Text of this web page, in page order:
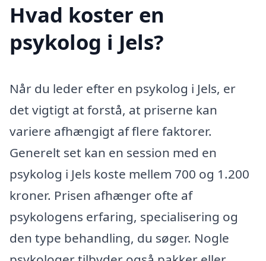
Hvad koster en
psykolog i Jels?
Når du leder efter en psykolog i Jels, er
det vigtigt at forstå, at priserne kan
variere afhængigt af flere faktorer.
Generelt set kan en session med en
psykolog i Jels koste mellem 700 og 1.200
kroner. Prisen afhænger ofte af
psykologens erfaring, specialisering og
den type behandling, du søger. Nogle